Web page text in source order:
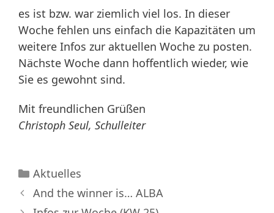
es ist bzw. war ziemlich viel los. In dieser
Woche fehlen uns einfach die Kapazitäten um
weitere Infos zur aktuellen Woche zu posten.
Nächste Woche dann hoffentlich wieder, wie
Sie es gewohnt sind.
Mit freundlichen Grüßen
Christoph Seul, Schulleiter
Kategorien
Aktuelles
And the winner is… ALBA